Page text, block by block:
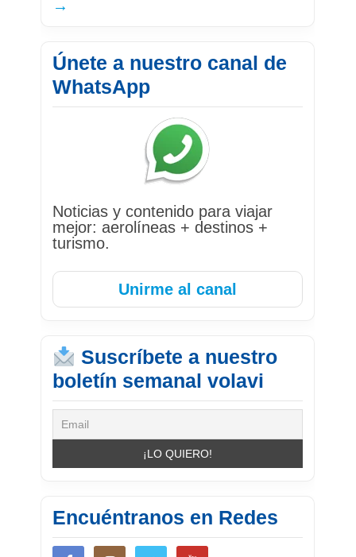
→
Únete a nuestro canal de
WhatsApp
Noticias y contenido para viajar
mejor: aerolíneas + destinos +
turismo.
Unirme al canal
Suscríbete a nuestro
boletín semanal volavi
Encuéntranos en Redes